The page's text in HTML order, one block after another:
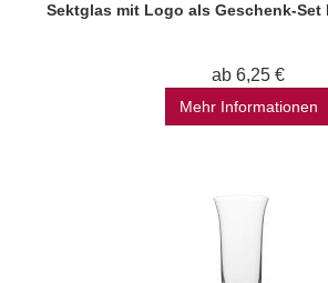
Sektglas mit Logo als Geschenk-Set
ab 6,25 €
Mehr Informationen